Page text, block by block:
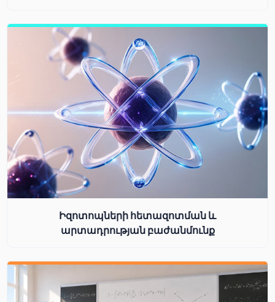
Իզոտոպների հետազոտման և
արտադրության բաժանմունք